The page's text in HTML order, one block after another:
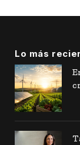
Lo más